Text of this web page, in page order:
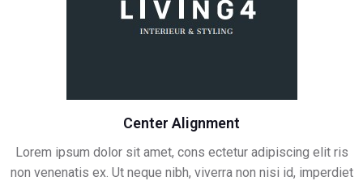
Center Alignment
Lorem ipsum dolor sit amet, cons ectetur adipiscing elit ris
non venenatis ex. Ut neque nibh, viverra non nisi id, imperdiet